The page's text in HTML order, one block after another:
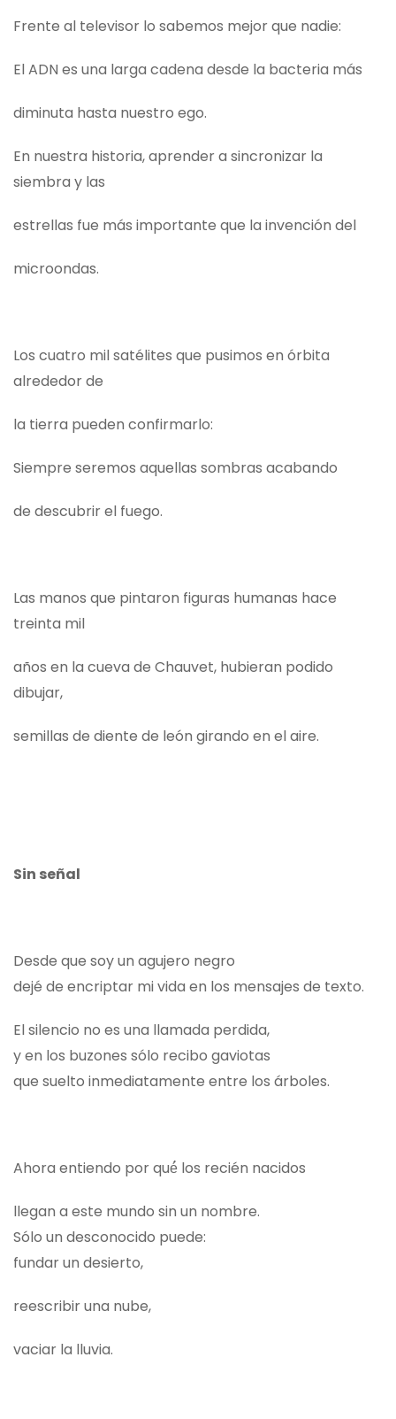
Frente al televisor lo sabemos mejor que nadie:
El ADN es una larga cadena desde la bacteria más
diminuta hasta nuestro ego.
En nuestra historia, aprender a sincronizar la
siembra y las
estrellas fue más importante que la invención del
microondas.
Los cuatro mil satélites que pusimos en órbita
alrededor de
la tierra pueden confirmarlo:
Siempre seremos aquellas sombras acabando
de descubrir el fuego.
Las manos que pintaron figuras humanas hace
treinta mil
años en la cueva de Chauvet, hubieran podido
dibujar,
semillas de diente de león girando en el aire.
Sin señal
Desde que soy un agujero negro
dejé de encriptar mi vida en los mensajes de texto.
El silencio no es una llamada perdida,
y en los buzones sólo recibo gaviotas
que suelto inmediatamente entre los árboles.
Ahora entiendo por qué́ los recién nacidos
llegan a este mundo sin un nombre.
Sólo un desconocido puede:
fundar un desierto,
reescribir una nube,
vaciar la lluvia.